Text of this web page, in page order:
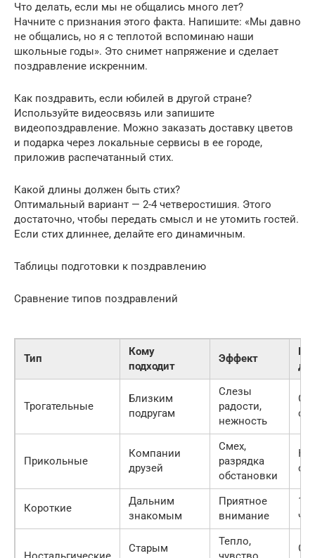
Что делать, если мы не общались много лет?
Начните с признания этого факта. Напишите: «Мы давно
не общались, но я с теплотой вспоминаю наши
школьные годы». Это снимет напряжение и сделает
поздравление искренним.
Как поздравить, если юбилей в другой стране?
Используйте видеосвязь или запишите
видеопоздравление. Можно заказать доставку цветов
и подарка через локальные сервисы в ее городе,
приложив распечатанный стих.
Какой длины должен быть стих?
Оптимальный вариант — 2-4 четверостишия. Этого
достаточно, чтобы передать смысл и не утомить гостей.
Если стих длиннее, делайте его динамичным.
Таблицы подготовки к поздравлению
Сравнение типов поздравлений
Тип
Кому
подходит
Эффект
Трогательные
Близким
подругам
Слезы
радости,
нежность
Прикольные
Компании
друзей
Смех,
разрядка
обстановки
Короткие
Дальним
знакомым
Приятное
внимание
1-2
Старым
Тепло,